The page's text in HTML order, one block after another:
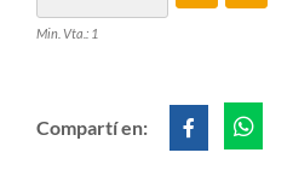
Min. Vta.: 1
Compartí en: